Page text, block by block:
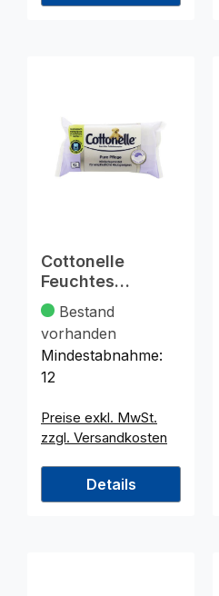
Cottonelle
Feuchtes
Toi.Papier Pure
Sauberkeit
Bestand
vorhanden
Mindestabnahme:
12
Preise exkl. MwSt.
zzgl. Versandkosten
Details